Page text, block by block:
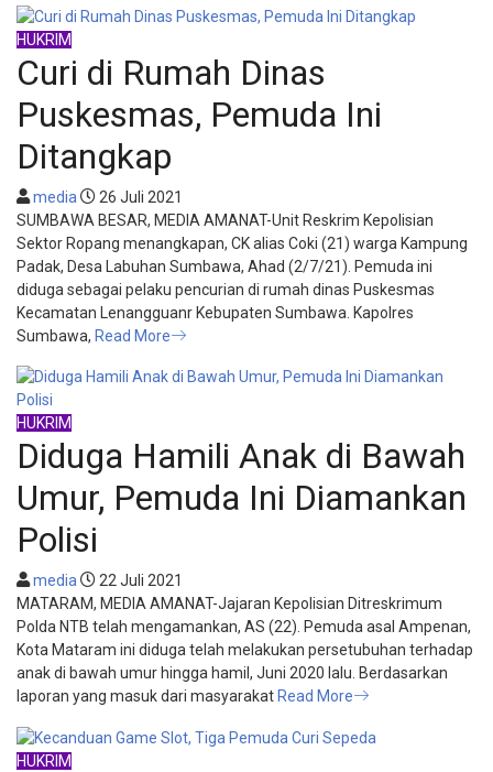
HUKRIM
Curi di Rumah Dinas
Puskesmas, Pemuda Ini
Ditangkap
media
26 Juli 2021
SUMBAWA BESAR, MEDIA AMANAT-Unit Reskrim Kepolisian
Sektor Ropang menangkapan, CK alias Coki (21) warga Kampung
Padak, Desa Labuhan Sumbawa, Ahad (2/7/21). Pemuda ini
diduga sebagai pelaku pencurian di rumah dinas Puskesmas
Kecamatan Lenangguanr Kebupaten Sumbawa. Kapolres
Sumbawa, Read More
HUKRIM
Diduga Hamili Anak di Bawah
Umur, Pemuda Ini Diamankan
Polisi
media
22 Juli 2021
MATARAM, MEDIA AMANAT-Jajaran Kepolisian Ditreskrimum
Polda NTB telah mengamankan, AS (22). Pemuda asal Ampenan,
Kota Mataram ini diduga telah melakukan persetubuhan terhadap
anak di bawah umur hingga hamil, Juni 2020 lalu. Berdasarkan
laporan yang masuk dari masyarakat Read More
HUKRIM